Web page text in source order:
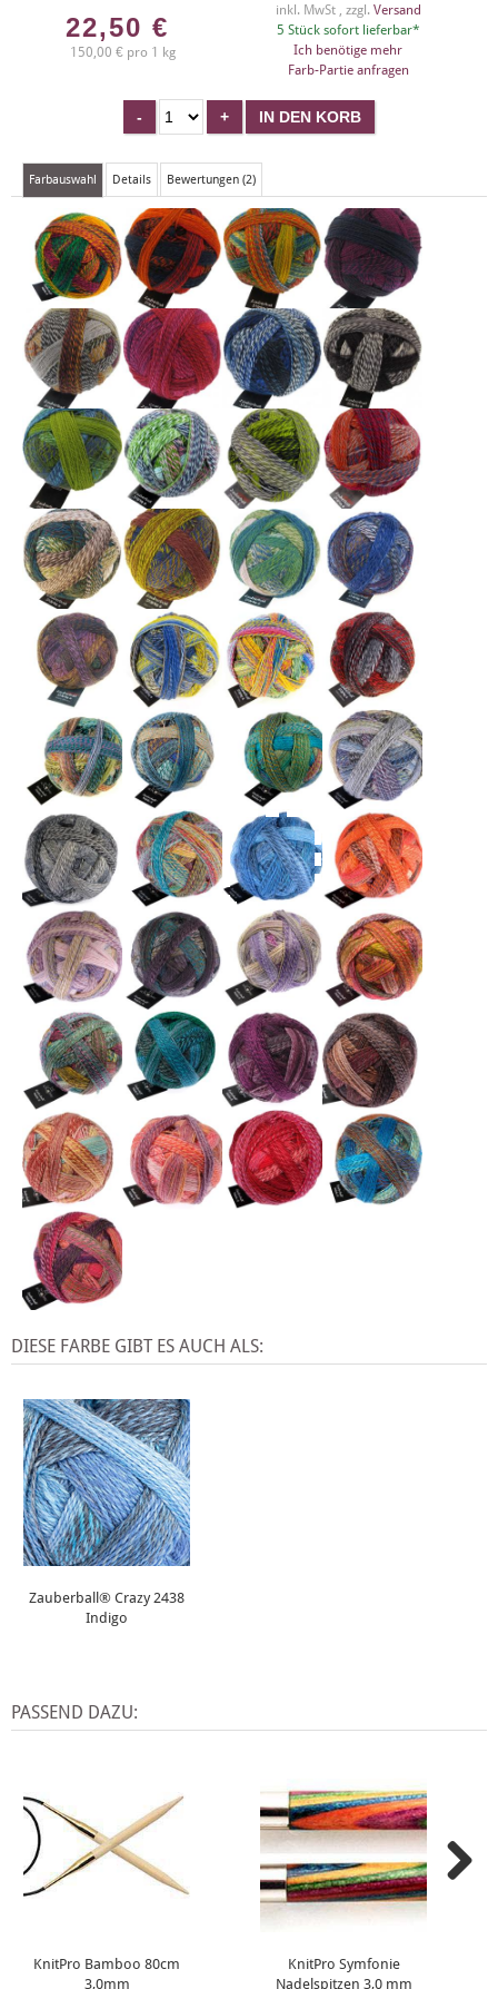
22,50 €
150,00 € pro 1 kg
inkl. MwSt , zzgl. Versand
5 Stück sofort lieferbar*
Ich benötige mehr
Farb-Partie anfragen
Farbauswahl Details Bewertungen (2)
DIESE FARBE GIBT ES AUCH ALS:
Zauberball® Crazy 2438
Indigo
PASSEND DAZU:
KnitPro Bamboo 80cm
3,0mm
KnitPro Symfonie
Nadelspitzen 3,0 mm